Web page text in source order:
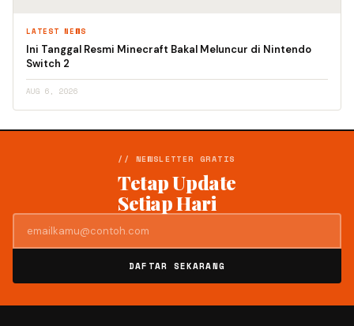
LATEST NEWS
Ini Tanggal Resmi Minecraft Bakal Meluncur di Nintendo
Switch 2
AUG 6, 2026
// NEWSLETTER GRATIS
Tetap Update
Setiap Hari
DAFTAR SEKARANG